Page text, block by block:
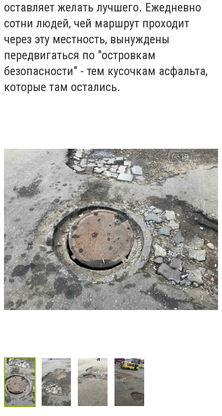
оставляет желать лучшего. Ежедневно
сотни людей, чей маршрут проходит
через эту местность, вынуждены
передвигаться по "островкам
безопасности" - тем кусочкам асфальта,
которые там остались.